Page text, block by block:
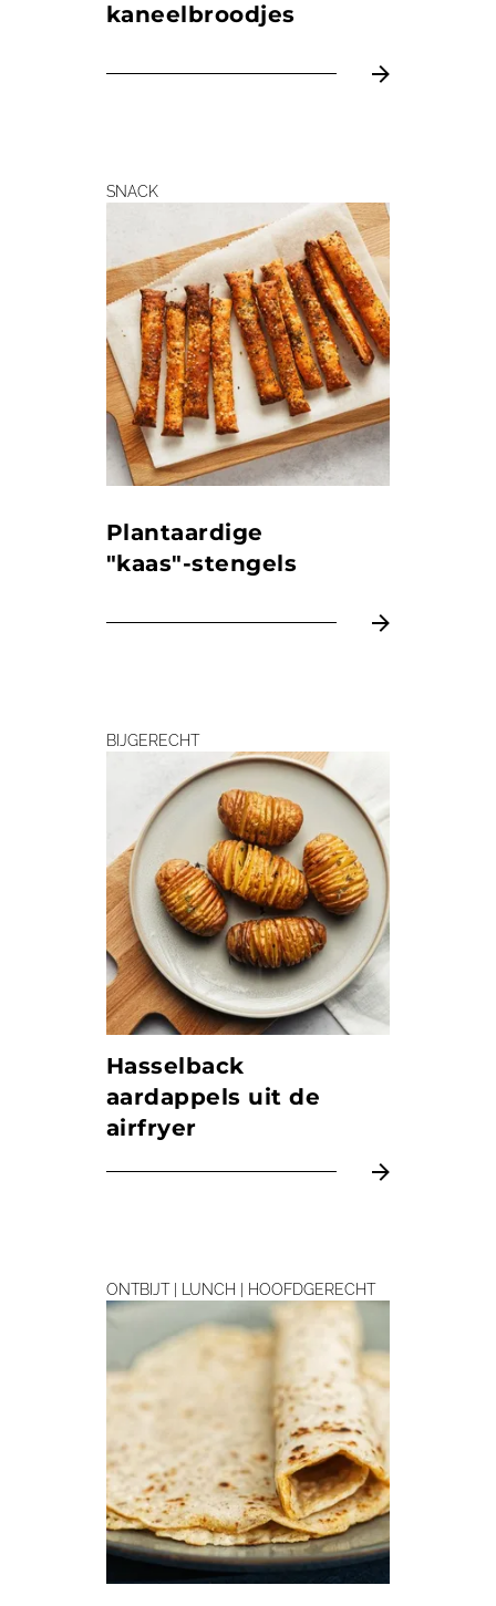
kaneel­broodjes
SNACK
Plantaardige
"kaas"-stengels
BIJGERECHT
Hasselback
aardappels uit de
airfryer
ONTBIJT | LUNCH | HOOFDGERECHT